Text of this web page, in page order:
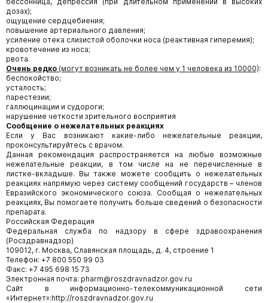
дозах);
ощущение сердцебиения;
повышение артериального давления;
усиление отека слизистой оболочки носа (реактивная гиперемия);
кровотечение из носа;
рвота.
Очень редко (могут возникать не более чем у 1 человека из 10000):
беспокойство;
усталость;
парестезии;
галлюцинации и судороги;
нарушение четкости зрительного восприятия
Сообщение о нежелательных реакциях
Если у Вас возникают какие-либо нежелательные реакции,
проконсультируйтесь с врачом.
Данная рекомендация распространяется на любые возможные
нежелательные реакции, в том числе на не перечисленные в
листке-вкладыше. Вы также можете сообщить о нежелательных
реакциях напрямую через систему сообщений государств – членов
Евразийского экономического союза. Сообщая о нежелательных
реакциях, Вы помогаете получить больше сведений о безопасности
препарата.
Российская Федерация
Федеральная служба по надзору в сфере здравоохранения
(Росздравнадзор)
109012, г. Москва, Славянская площадь, д. 4, строение 1
Телефон: +7 800 550 99 03
Факс: +7 495 698 15 73
Электронная почта: pharm@roszdravnadzor.gov.ru
Сайт в информационно-телекоммуникационной сети
«Интернет»:http://roszdravnadzor.gov.ru